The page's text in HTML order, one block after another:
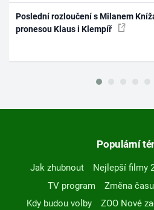
Poslední rozloučení s Milanem
pronesou Klaus i Klempíř
Populární
Jak zhubnout Nejlepší filmy
TV program
Změna času
Kdy budou volby
ZOO Nové